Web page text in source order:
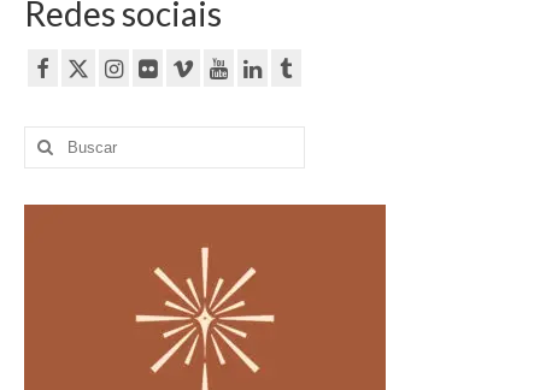
Redes sociais
Buscar
por: